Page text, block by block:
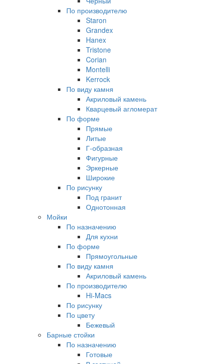
По производителю
Staron
Grandex
Hanex
Tristone
Corian
Montelli
Kerrock
По виду камня
Акриловый камень
Кварцевый агломерат
По форме
Прямые
Литые
Г-образная
Фигурные
Эркерные
Широкие
По рисунку
Под гранит
Однотонная
Мойки
По назначению
Для кухни
По форме
Прямоугольные
По виду камня
Акриловый камень
По производителю
Hi-Macs
По рисунку
По цвету
Бежевый
Барные стойки
По назначению
Готовые